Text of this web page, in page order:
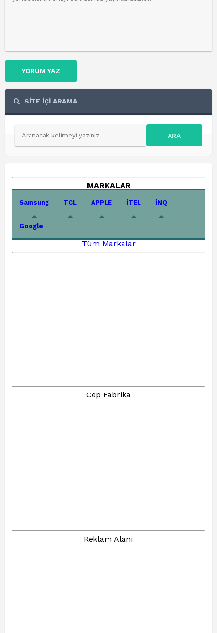
YORUM YAZ
SİTE İÇİ ARAMA
ARA
MARKALAR
Samsung TCL APPLE İTEL İNQ
Google
Tüm Markalar
Cep Fabrika
Reklam Alanı